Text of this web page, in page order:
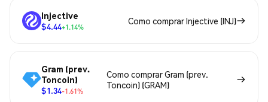
Injective
$4.44+1.14%
Como comprar Injective (INJ)
Gram (prev.
Toncoin)
$1.34-1.61%
Como comprar Gram (prev.
Toncoin) (GRAM)